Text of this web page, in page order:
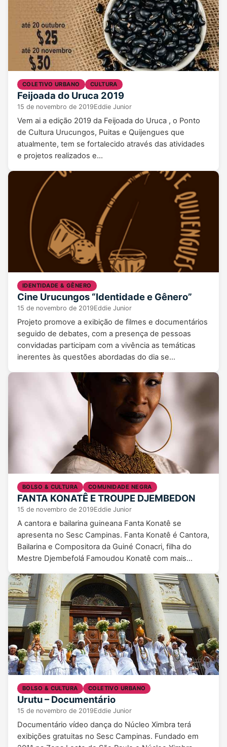
COLETIVO URBANO CULTURA
Feijoada do Uruca 2019
15 de novembro de 2019Eddie Junior
Vem ai a edição 2019 da Feijoada do Uruca , o Ponto
de Cultura Urucungos, Puitas e Quijengues que
atualmente, tem se fortalecido através das atividades
e projetos realizados e…
IDENTIDADE & GÊNERO
Cine Urucungos “Identidade e Gênero”
15 de novembro de 2019Eddie Junior
Projeto promove a exibição de filmes e documentários
seguido de debates, com a presença de pessoas
convidadas participam com a vivência as temáticas
inerentes às questões abordadas do dia se…
BOLSO & CULTURA COMUNIDADE NEGRA
FANTA KONATÊ E TROUPE DJEMBEDON
15 de novembro de 2019Eddie Junior
A cantora e bailarina guineana Fanta Konatê se
apresenta no Sesc Campinas. Fanta Konatê é Cantora,
Bailarina e Compositora da Guiné Conacri, filha do
Mestre Djembefolá Famoudou Konatê com mais…
BOLSO & CULTURA COLETIVO URBANO
Urutu – Documentário
15 de novembro de 2019Eddie Junior
Documentário vídeo dança do Núcleo Ximbra terá
exibições gratuitas no Sesc Campinas. Fundado em